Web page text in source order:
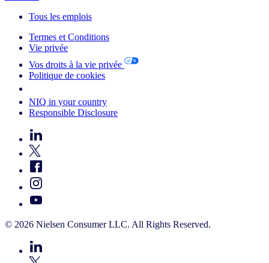
Tous les emplois
Termes et Conditions
Vie privée
Vos droits à la vie privée
Politique de cookies
NIQ in your country
Responsible Disclosure
© 2026 Nielsen Consumer LLC. All Rights Reserved.